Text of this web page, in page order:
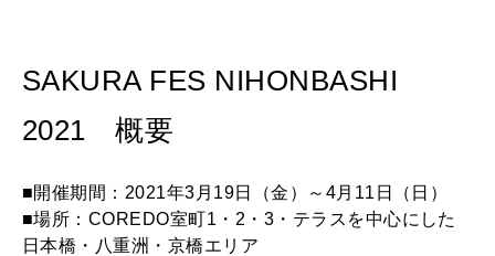
SAKURA FES NIHONBASHI
2021 概要
■開催期間：2021年3月19日（金）～4月11日（日）
■場所：COREDO室町1・2・3・テラスを中心にした
日本橋・八重洲・京橋エリア